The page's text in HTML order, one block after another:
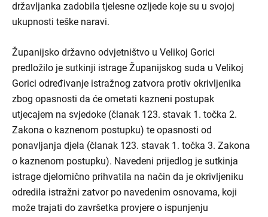
državljanka zadobila tjelesne ozljede koje su u svojoj
ukupnosti teške naravi.
Županijsko državno odvjetništvo u Velikoj Gorici
predložilo je sutkinji istrage Županijskog suda u Velikoj
Gorici određivanje istražnog zatvora protiv okrivljenika
zbog opasnosti da će ometati kazneni postupak
utjecajem na svjedoke (članak 123. stavak 1. točka 2.
Zakona o kaznenom postupku) te opasnosti od
ponavljanja djela (članak 123. stavak 1. točka 3. Zakona
o kaznenom postupku). Navedeni prijedlog je sutkinja
istrage djelomično prihvatila na način da je okrivljeniku
odredila istražni zatvor po navedenim osnovama, koji
može trajati do završetka provjere o ispunjenju